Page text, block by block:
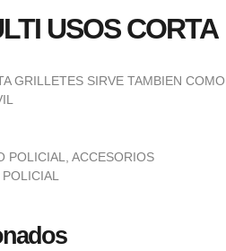
USOS CORTA
GRILLETES SIRVE TAMBIEN COMO
POLICIAL, ACCESORIOS
POLICIAL